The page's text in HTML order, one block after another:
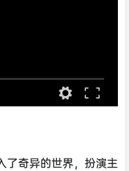
了奇异的世界，扮演主